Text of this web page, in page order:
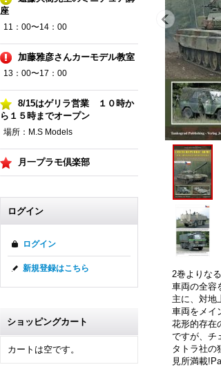
座
11：00〜14：00
加藤雅彦さんカーモデル教室
13：00〜17：00
8/15はゲリラ営業 １０時か
ら１５時までオープン
場所：M.S Models
月一プラモ倶楽部
ログイン
ログイン
新規登録はこちら
ショッピングカート
カートは空です。
2巻よりな
車両の全容
主に、対地
車両をメイ
花形的存在
ですが、チ
タトラ社の
見所満載